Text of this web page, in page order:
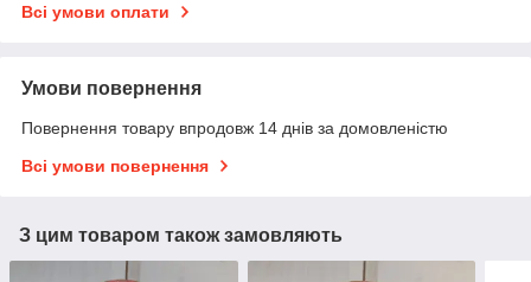
Всі умови оплати
Умови повернення
Повернення товару впродовж 14 днів за домовленістю
Всі умови повернення
З цим товаром також замовляють